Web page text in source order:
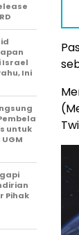
Israel
Ini
untuk
Pihak